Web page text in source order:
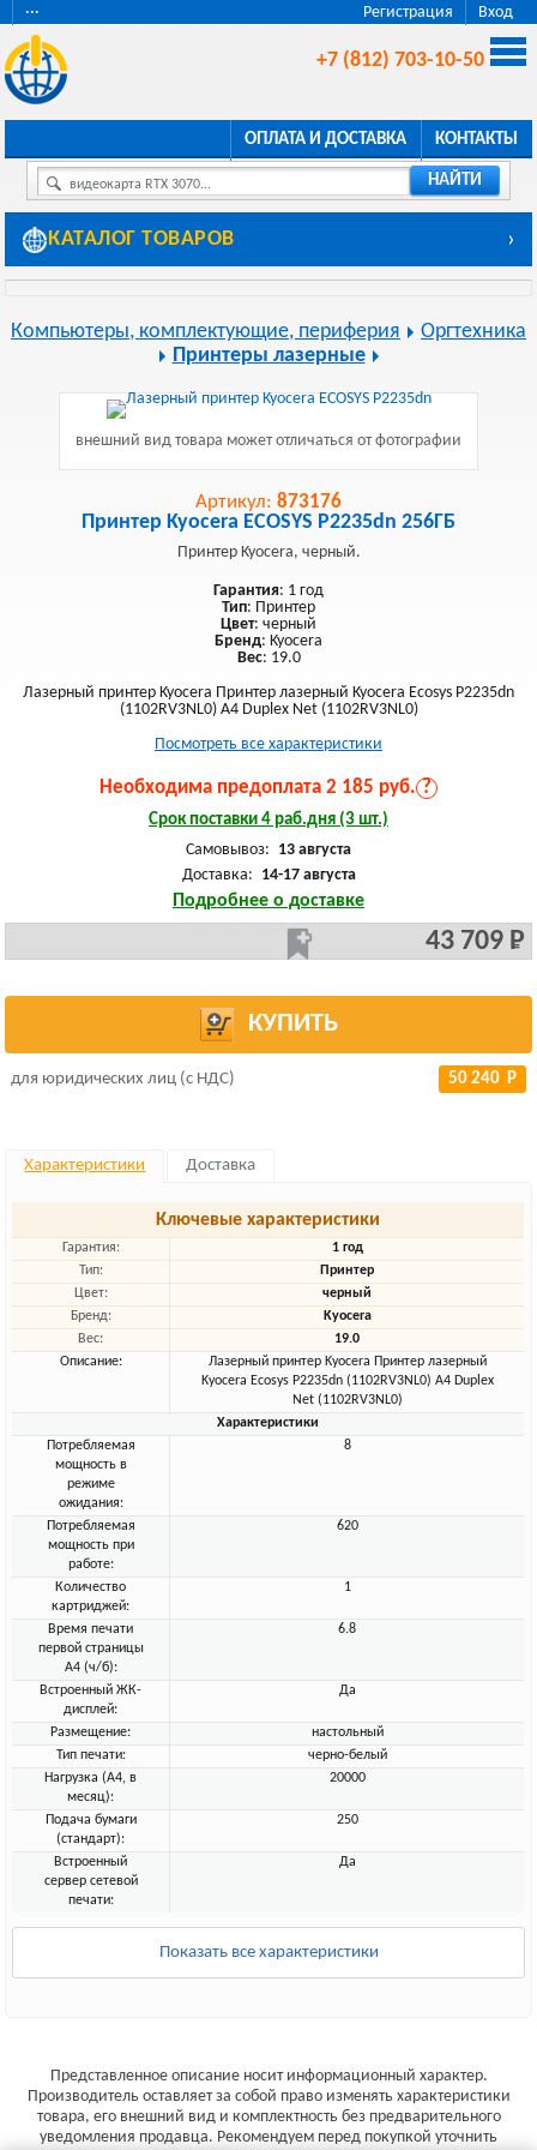
Регистрация Вход
···
+7 (812) 703-10-50
ОПЛАТА И ДОСТАВКА КОНТАКТЫ
видеокарта RTX 3070... НАЙТИ
КАТАЛОГ ТОВАРОВ ›
Компьютеры, комплектующие, периферия
Оргтехника
Принтеры лазерные
внешний вид товара может отличаться от фотографии
Артикул: 873176
Принтер Kyocera ECOSYS P2235dn 256ГБ
Принтер Kyocera, черный.
Гарантия: 1 год
Тип: Принтер
Цвет: черный
Бренд: Kyocera
Вес: 19.0
Лазерный принтер Kyocera Принтер лазерный Kyocera Ecosys P2235dn
(1102RV3NL0) A4 Duplex Net (1102RV3NL0)
Посмотреть все характеристики
Необходима предоплата 2 185 руб. ?
Срок поставки 4 раб.дня (3 шт.)
Самовывоз: 13 августа
Доставка: 14-17 августа
Подробнее о доставке
43 709 Р
КУПИТЬ
для юридических лиц (с НДС) 50 240 Р
Характеристики Доставка
Ключевые характеристики
Гарантия:
1 год
Тип:
Принтер
Цвет:
черный
Бренд:
Kyocera
Вес:
19.0
Описание:
Лазерный принтер Kyocera Принтер лазерный
Kyocera Ecosys P2235dn (1102RV3NL0) A4 Duplex
Net (1102RV3NL0)
Характеристики
Потребляемая
мощность в
режиме
ожидания:
8
Потребляемая
мощность при
работе:
620
Количество
картриджей:
1
Время печати
первой страницы
А4 (ч/б):
6.8
Встроенный ЖК-
дисплей:
Да
Размещение:
настольный
Тип печати:
черно-белый
Нагрузка (А4, в
месяц):
20000
Подача бумаги
(стандарт):
250
Встроенный
сервер сетевой
печати:
Да
Показать все характеристики
Представленное описание носит информационный характер.
Производитель оставляет за собой право изменять характеристики
товара, его внешний вид и комплектность без предварительного
уведомления продавца. Рекомендуем перед покупкой уточнить